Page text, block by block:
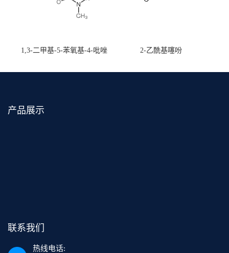
1,3-二甲基-5-苯氧基-4-吡唑
2-乙酰基噻吩
产品展示
联系我们
热线电话: